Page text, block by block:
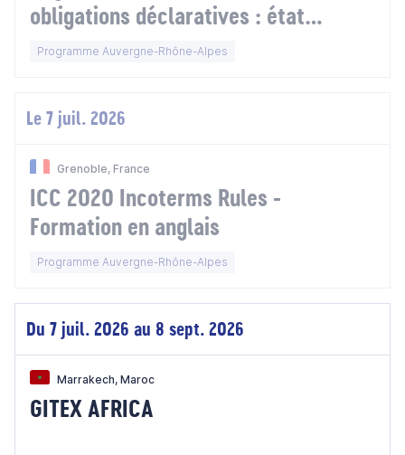
obligations déclaratives : état
récapitulatif, déclaration statistique
Programme Auvergne-Rhône-Alpes
Le 7 juil. 2026
Grenoble, France
ICC 2020 Incoterms Rules -
Formation en anglais
Programme Auvergne-Rhône-Alpes
Du 7 juil. 2026 au 8 sept. 2026
Marrakech, Maroc
GITEX AFRICA